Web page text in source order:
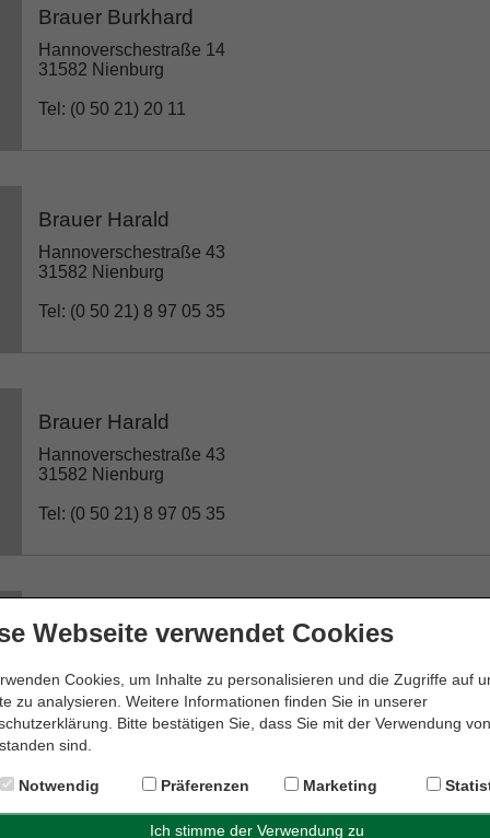
Webseite verwendet Cookies
Cookies, um Inhalte zu personalisieren und die Zugriffe auf
zu analysieren. Weitere Informationen finden Sie in unserer
Bitte bestätigen Sie, dass Sie mit der Verwendung
sind.
Notwendig Präferenzen Marketing
Brauer Burkhard
Hannoverschestraße 14
31582 Nienburg
Tel: (0 50 21) 20 11
Brauer Harald
Hannoverschestraße 43
31582 Nienburg
Tel: (0 50 21) 8 97 05 35
Brauer Harald
Hannoverschestraße 43
31582 Nienburg
Tel: (0 50 21) 8 97 05 35
Callies Martin
31582 Nienburg
Tel: (0 50 21) 1 23 94
Dr. Edda Meyer-Krapp Rechtsanwältin